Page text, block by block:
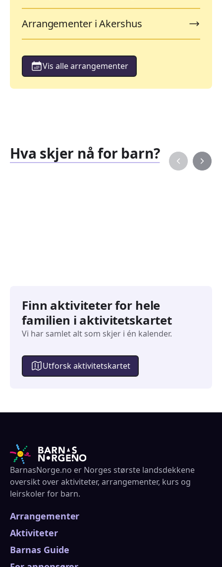
Arrangementer i Akershus
Vis alle arrangementer
Hva skjer nå for barn?
Finn aktiviteter for hele
familien i aktivitetskartet
Vi har samlet alt som skjer i én kalender.
Utforsk aktivitetskartet
BarnasNorge.no er Norges største landsdekkene
oversikt over aktiviteter, arrangementer, kurs og
leirskoler for barn.
Arrangementer
Aktiviteter
Barnas Guide